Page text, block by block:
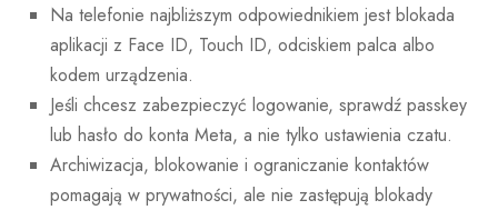
Na telefonie najbliższym odpowiednikiem jest blokada
aplikacji z Face ID, Touch ID, odciskiem palca albo
kodem urządzenia.
Jeśli chcesz zabezpieczyć logowanie, sprawdź passkey
lub hasło do konta Meta, a nie tylko ustawienia czatu.
Archiwizacja, blokowanie i ograniczanie kontaktów
pomagają w prywatności, ale nie zastępują blokady